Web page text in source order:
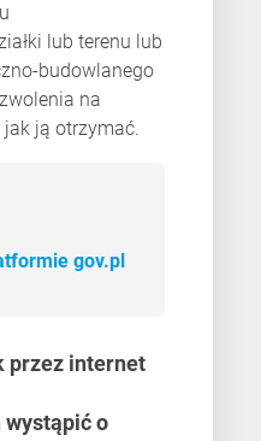
lub terenu lub
budowlanego
na
jak ją otrzymać.
gov.pl
przez internet